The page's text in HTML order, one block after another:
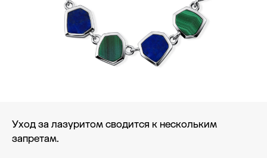
Уход за лазуритом сводится к нескольким
запретам.